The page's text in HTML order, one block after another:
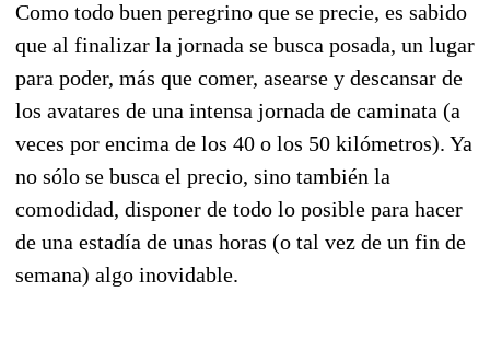
Como todo buen peregrino que se precie, es sabido
que al finalizar la jornada se busca posada, un lugar
para poder, más que comer, asearse y descansar de
los avatares de una intensa jornada de caminata (a
veces por encima de los 40 o los 50 kilómetros). Ya
no sólo se busca el precio, sino también la
comodidad, disponer de todo lo posible para hacer
de una estadía de unas horas (o tal vez de un fin de
semana) algo inovidable.